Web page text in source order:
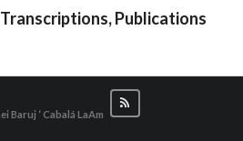
Publications
Baruj ‘ Cabalá LaAm